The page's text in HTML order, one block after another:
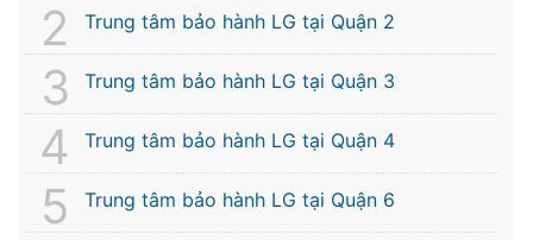
Trung tâm bảo hành LG tại Quận 2
Trung tâm bảo hành LG tại Quận 3
Trung tâm bảo hành LG tại Quận 4
Trung tâm bảo hành LG tại Quận 6